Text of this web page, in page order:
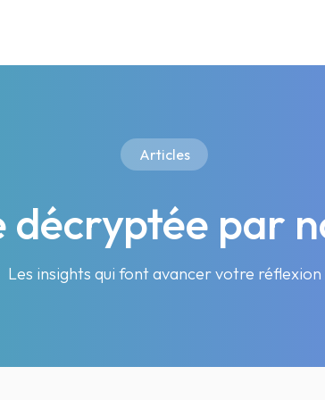
Articles
décryptée par
Les insights qui font avancer votre réflexion